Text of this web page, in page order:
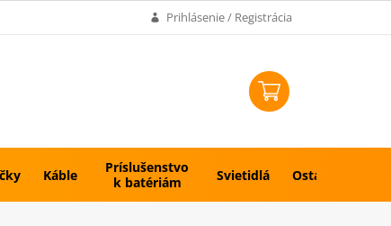
Prihlásenie / Registrácia
Káble
Príslušenstvo
k batériám
Svietidlá Ostatné